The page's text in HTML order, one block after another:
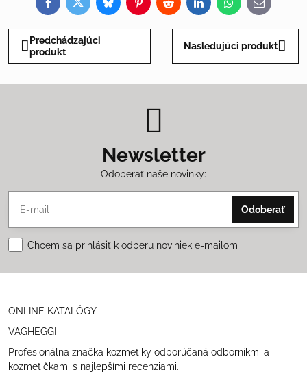
FacebookTwitterBlueskyPinterestRedditLinkedInWhatsApp
E-
mail
Predchádzajúci
produkt
Nasledujúci produkt
Newsletter
Odoberať naše novinky:
Odoberať
Chcem sa prihlásiť k odberu noviniek e-mailom
ONLINE KATALÓGY
VAGHEGGI
Profesionálna značka kozmetiky odporúčaná odborníkmi a
kozmetičkami s najlepšími recenziami.